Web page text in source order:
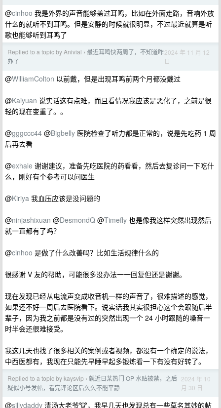
@cinhoo 我是外界的声音能够盖过耳鸣，比如在外面走路，音响外放
什么的就听不到耳鸣。但是安静的时候就很明显，不过最近就算是听
歌也能够听到耳鸣了
Replied to a topic by Anivial › 最近耳鸣快两周了，不知道咋
办了
2024 年 11 月 12
日
@WilliamColton 以前戴，但是出现耳鸣前两个月都没戴过
@Kaiyuan 说实话这有点难，而且看情况我应该是恶化了，之前是很
轻的现在变重了。。
@gggccc44 @Bigbelly 医院检查了听力都是正常的，说是先吃药 1 周
后再去看
@exhale 谢谢建议，准备先吃医院的药看看，然后去复诊问一下吃什
么，刚好有个参考可以问医生
@Kiriya 我血压应该是没问题的
@ninjashixuan @DesmondQ @Timefly 也是像我这样突然出现然后
就一直都有了吗？
@cinhoo 是做了什么改善吗？比如生活规律什么的
很感谢 V 友的帮助，可能很多没办法一一回复但还是谢谢。
现在发现已经从电流声变成收音机一样的声音了，很难描述的感觉，
如果还不好一周后去医院看下。说实话我其实很担心这个会跟随后半
辈子，因为我之前都是没有过的突然出现一个 24 小时跟随的噪音一
时半会还很难接受。
我这几天也找了很多相关的案例或者视频，都没有一个确定的说法，
中西医都有，我现在只能先早睡早起多锻炼看一下有没有好转了。
Replied to a topic by kaysvip › 就近日某热门 OP 水贴被禁，之后
疑似小号发帖，看完评论区后久久不能平静
2024 年 10
月 30 日
@sillydaddy 清汤大老爷🐮，我早几天也发现总有一些莫名其妙的帖